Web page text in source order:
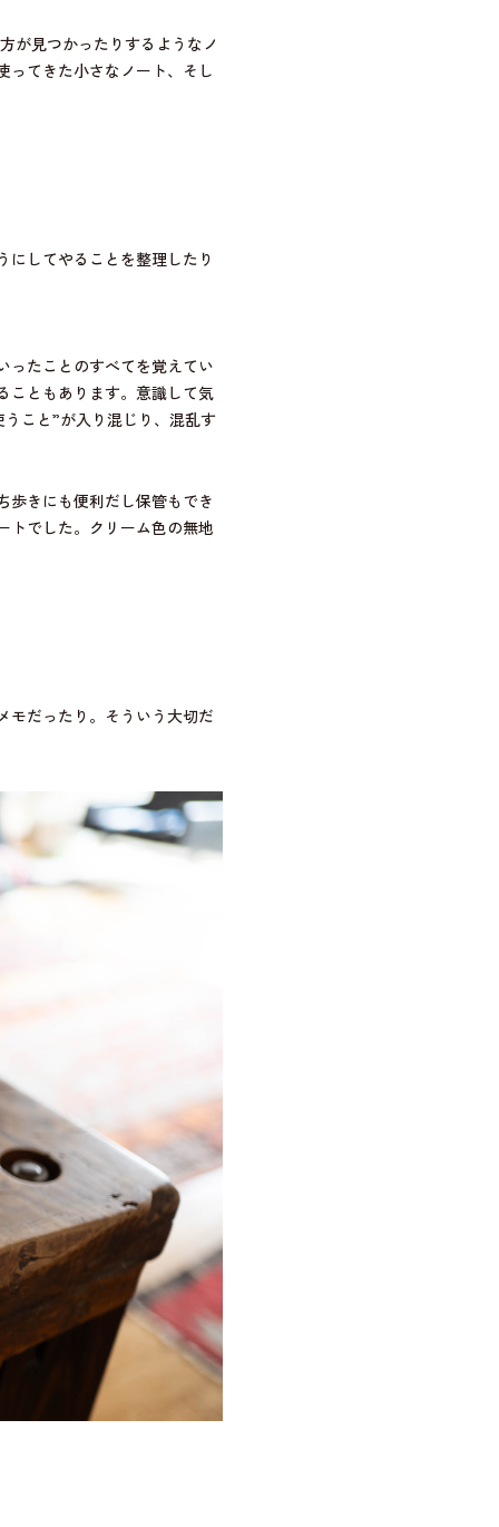
見つかったりするようなノ
ってきた小さなノート、そし
にしてやることを整理したり
ったことのすべてを覚えてい
こともあります。意識して気
こと”が入り混じり、混乱す
歩きにも便利だし保管もでき
トでした。クリーム色の無地
モだったり。そういう大切だ